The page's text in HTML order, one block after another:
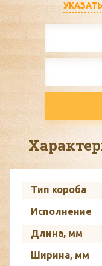
Тип короба
Исполнение
Длина, мм
Ширина, мм